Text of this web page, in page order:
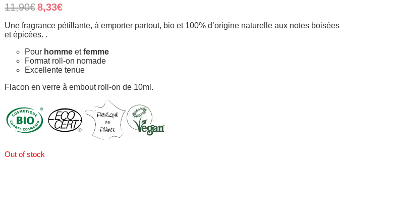
11,90€ Original
price
was:
11,90€.
8,33€Current
is:
Une fragrance pétillante, à emporter partout, bio et 100% d’origine naturelle aux notes boisées
et épicées. .
Pour homme etfemme
Format roll-on nomade
Excellente tenue
Flacon en verre à embout roll-on de 10ml.
Out of stock